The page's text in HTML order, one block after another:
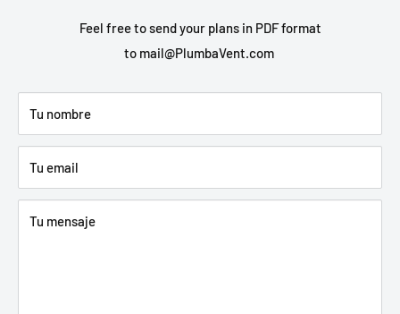
Feel free to send your plans in PDF format
to mail@PlumbaVent.com
Tu nombre
Tu email
Tu mensaje